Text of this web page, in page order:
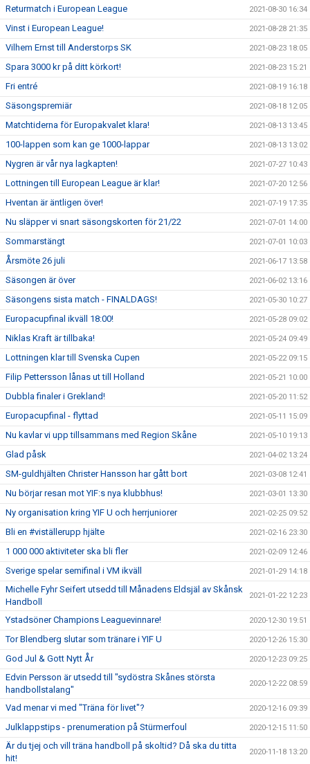
Returmatch i European League 2021-08-30 16:34
Vinst i European League! 2021-08-28 21:35
Vilhem Ernst till Anderstorps SK 2021-08-23 18:05
Spara 3000 kr på ditt körkort! 2021-08-23 15:21
Fri entré 2021-08-19 16:18
Säsongspremiär 2021-08-18 12:05
Matchtiderna för Europakvalet klara! 2021-08-13 13:45
100-lappen som kan ge 1000-lappar 2021-08-13 13:02
Nygren är vår nya lagkapten! 2021-07-27 10:43
Lottningen till European League är klar! 2021-07-20 12:56
Hventan är äntligen över! 2021-07-19 17:35
Nu släpper vi snart säsongskorten för 21/22 2021-07-01 14:00
Sommarstängt 2021-07-01 10:03
Årsmöte 26 juli 2021-06-17 13:58
Säsongen är över 2021-06-02 13:16
Säsongens sista match - FINALDAGS! 2021-05-30 10:27
Europacupfinal ikväll 18:00! 2021-05-28 09:02
Niklas Kraft är tillbaka! 2021-05-24 09:49
Lottningen klar till Svenska Cupen 2021-05-22 09:15
Filip Pettersson lånas ut till Holland 2021-05-21 10:00
Dubbla finaler i Grekland! 2021-05-20 11:52
Europacupfinal - flyttad 2021-05-11 15:09
Nu kavlar vi upp tillsammans med Region Skåne 2021-05-10 19:13
Glad påsk 2021-04-02 13:24
SM-guldhjälten Christer Hansson har gått bort 2021-03-08 12:41
Nu börjar resan mot YIF:s nya klubbhus! 2021-03-01 13:30
Ny organisation kring YIF U och herrjuniorer 2021-02-25 09:52
Bli en #viställerupp hjälte 2021-02-16 23:30
1 000 000 aktiviteter ska bli fler 2021-02-09 12:46
Sverige spelar semifinal i VM ikväll 2021-01-29 14:18
Michelle Fyhr Seifert utsedd till Månadens Eldsjäl av Skånsk
Handboll
2021-01-22 12:23
Ystadsöner Champions Leaguevinnare! 2020-12-30 19:51
Tor Blendberg slutar som tränare i YIF U 2020-12-26 15:30
God Jul & Gott Nytt År 2020-12-23 09:25
Edvin Persson är utsedd till "sydöstra Skånes största
handbollstalang"
2020-12-22 08:59
Vad menar vi med "Träna för livet"? 2020-12-16 09:39
Julklappstips - prenumeration på Stürmerfoul 2020-12-15 11:50
Är du tjej och vill träna handboll på skoltid? Då ska du titta
hit!
2020-11-18 13:20